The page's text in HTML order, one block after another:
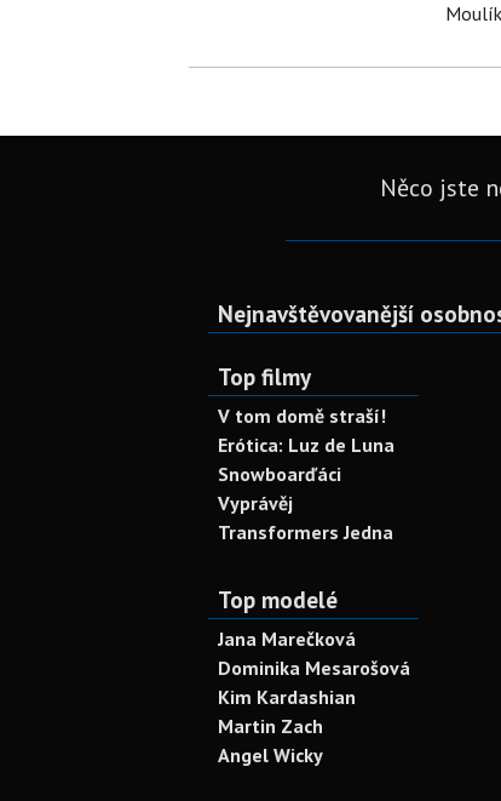
Něco jste
Nejnavštěvovanější
Top filmy
V tom domě straší!
Erótica: Luz de Luna
Snowboarďáci
Vyprávěj
Transformers Jedna
Top modelé
Jana Marečková
Dominika Mesarošová
Kim Kardashian
Martin Zach
Angel Wicky